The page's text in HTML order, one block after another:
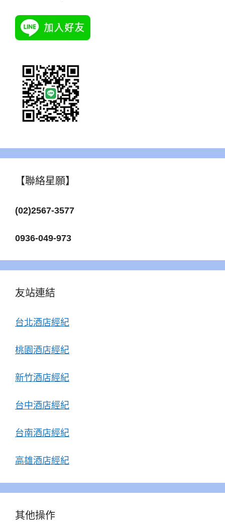
【聯絡星願】
(02)2567-3577
0936-049-973
友站連結
台北酒店經紀
桃園酒店經紀
新竹酒店經紀
台中酒店經紀
台南酒店經紀
高雄酒店經紀
其他操作